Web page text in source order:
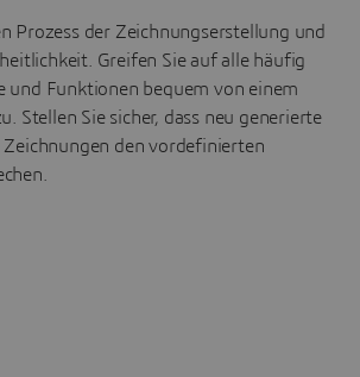
Prozess der Zeichnungserstellung und
Greifen Sie auf alle häufig
und Funktionen bequem von einem
Stellen Sie sicher, dass neu generierte
Zeichnungen den vordefinierten